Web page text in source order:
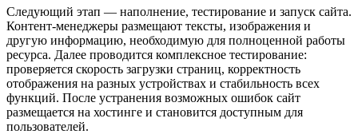
Следующий этап — наполнение, тестирование и запуск сайта.
Контент‑менеджеры размещают тексты, изображения и
другую информацию, необходимую для полноценной работы
ресурса. Далее проводится комплексное тестирование:
проверяется скорость загрузки страниц, корректность
отображения на разных устройствах и стабильность всех
функций. После устранения возможных ошибок сайт
размещается на хостинге и становится доступным для
пользователей.